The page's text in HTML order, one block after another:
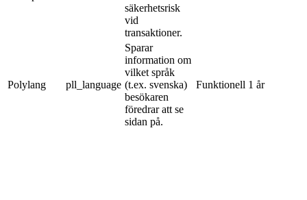
säkerhetsrisk
vid
transaktioner.
Polylang pll_language
Sparar
information om
vilket språk
(t.ex. svenska)
besökaren
föredrar att se
sidan på.
Funktionell 1 år